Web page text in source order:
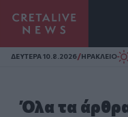
Homepage
ΔΕΥΤΕΡΑ 10.8.2026/ΗΡΑΚΛΕΙΟ
Όλα τα